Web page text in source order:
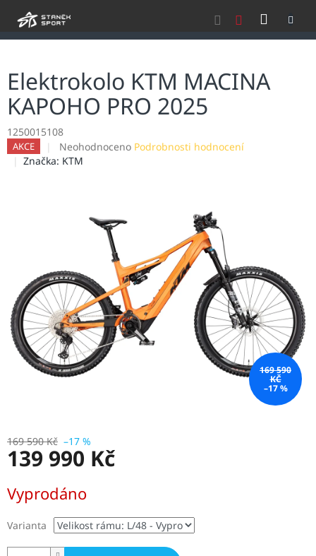
Elektrokolo KTM MACINA
KAPOHO PRO 2025
1250015108
AKCE
Průměrné
hodnocení
hvězdiček.
Neohodnoceno Podrobnosti hodnocení
Značka: KTM
169 590
KČ
–17 %
169 590 Kč –17 %
139 990 Kč
cena:
Vyprodáno
Varianta